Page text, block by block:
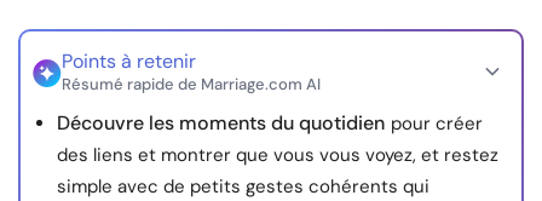
© Copyright 2026. Tous droits réservés.
Points à retenir
Résumé rapide de Marriage.com AI
Découvre les moments du quotidien pour créer
des liens et montrer que vous vous voyez, et restez
simple avec de petits gestes cohérents qui